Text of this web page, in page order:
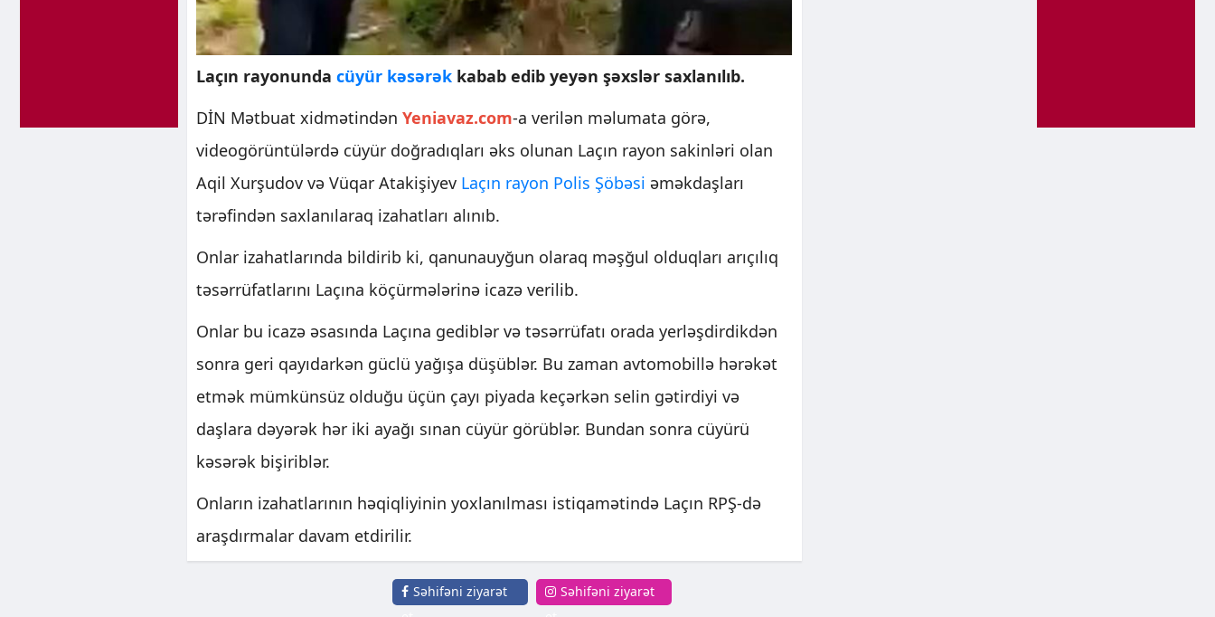
Laçın rayonunda cüyür kəsərək kabab edib yeyən şəxslər saxlanılıb.
DİN Mətbuat xidmətindən Yeniavaz.com-a verilən məlumata görə,
videogörüntülərdə cüyür doğradıqları əks olunan Laçın rayon sakinləri olan
Aqil Xurşudov və Vüqar Atakişiyev Laçın rayon Polis Şöbəsi əməkdaşları
tərəfindən saxlanılaraq izahatları alınıb.
Onlar izahatlarında bildirib ki, qanunauyğun olaraq məşğul olduqları arıçılıq
təsərrüfatlarını Laçına köçürmələrinə icazə verilib.
Onlar bu icazə əsasında Laçına gediblər və təsərrüfatı orada yerləşdirdikdən
sonra geri qayıdarkən güclü yağışa düşüblər. Bu zaman avtomobillə hərəkət
etmək mümkünsüz olduğu üçün çayı piyada keçərkən selin gətirdiyi və
daşlara dəyərək hər iki ayağı sınan cüyür görüblər. Bundan sonra cüyürü
kəsərək bişiriblər.
Onların izahatlarının həqiqliyinin yoxlanılması istiqamətində Laçın RPŞ-də
araşdırmalar davam etdirilir.
Səhifəni ziyarət
Səhifəni ziyarət